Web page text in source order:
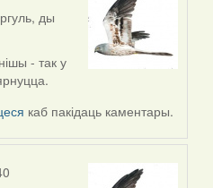
ды
- так у
каб пакідаць каментары.